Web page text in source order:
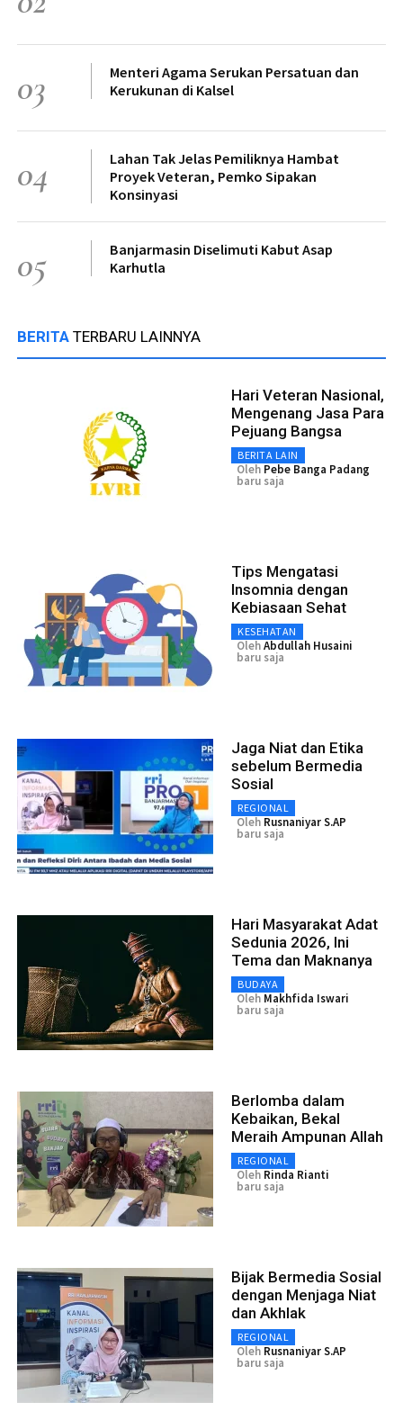
03
Menteri Agama Serukan Persatuan dan
Kerukunan di Kalsel
04
Lahan Tak Jelas Pemiliknya Hambat
Proyek Veteran, Pemko Sipakan
Konsinyasi
05
Banjarmasin Diselimuti Kabut Asap
Karhutla
BERITA TERBARU LAINNYA
Hari Veteran Nasional,
Mengenang Jasa Para
Pejuang Bangsa
BERITA LAIN
Oleh Pebe Banga Padang
baru saja
Tips Mengatasi
Insomnia dengan
Kebiasaan Sehat
KESEHATAN
OlehAbdullah Husaini
baru saja
Jaga Niat dan Etika
sebelum Bermedia
Sosial
REGIONAL
Oleh Rusnaniyar S.AP
baru saja
Hari Masyarakat Adat
Sedunia 2026, Ini
Tema dan Maknanya
BUDAYA
Oleh Makhfida Iswari
baru saja
Berlomba dalam
Kebaikan, Bekal
Meraih Ampunan Allah
REGIONAL
Oleh Rinda Rianti
baru saja
Bijak Bermedia Sosial
dengan Menjaga Niat
dan Akhlak
REGIONAL
Oleh Rusnaniyar S.AP
baru saja